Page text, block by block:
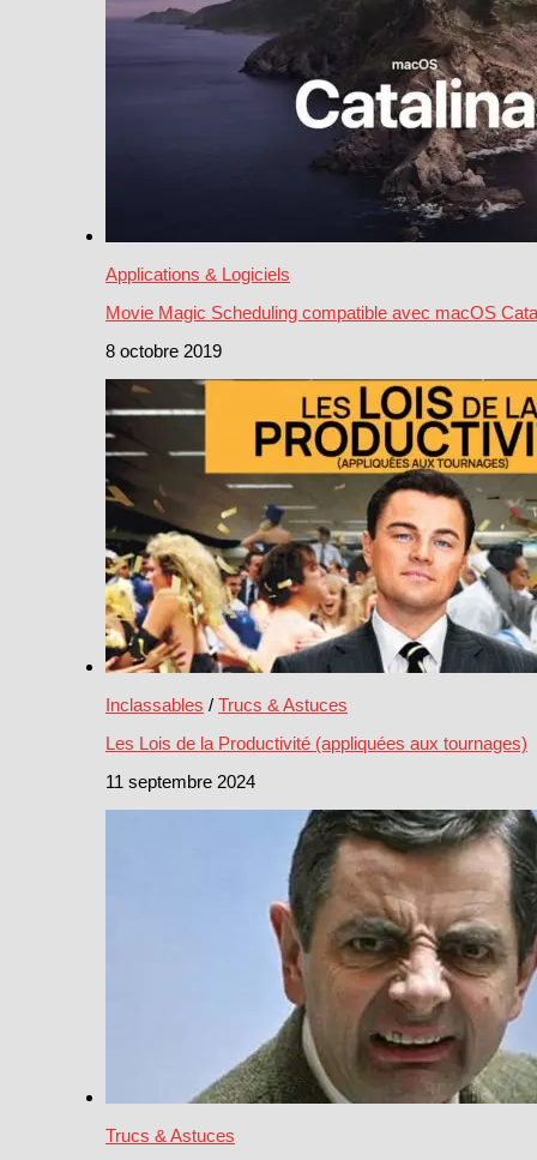
Applications & Logiciels
Movie Magic Scheduling compatible avec macOS
8 octobre 2019
Inclassables / Trucs & Astuces
Les Lois de la Productivité (appliquées aux tournages)
11 septembre 2024
Trucs & Astuces